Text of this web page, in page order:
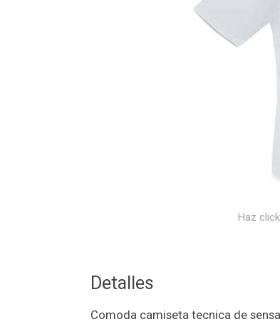
Haz
Detalles
Comoda camiseta tecnica de